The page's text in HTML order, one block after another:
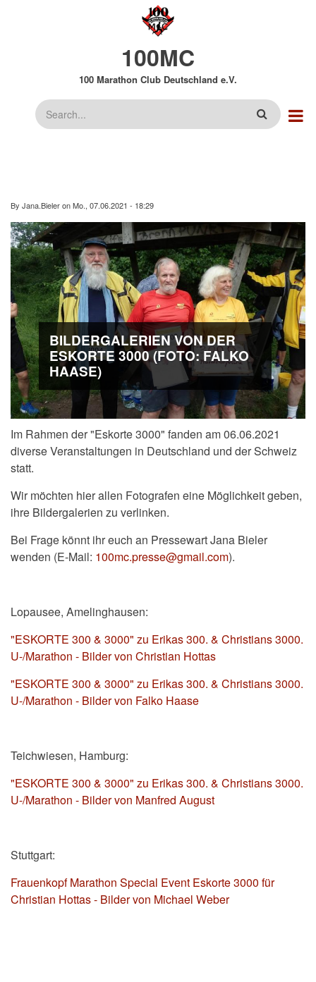
100MC
100 Marathon Club Deutschland e.V.
Suche
By Jana.BieleronMo., 07.06.2021 - 18:29
BILDERGALERIEN VON DER
ESKORTE 3000 (FOTO: FALKO
HAASE)
Im Rahmen der "Eskorte 3000" fanden am 06.06.2021
diverse Veranstaltungen in Deutschland und der Schweiz
statt.
Wir möchten hier allen Fotografen eine Möglichkeit geben,
ihre Bildergalerien zu verlinken.
Bei Frage könnt ihr euch an Pressewart Jana Bieler
wenden (E-Mail: 100mc.presse@gmail.com).
Lopausee, Amelinghausen:
"ESKORTE 300 & 3000" zu Erikas 300. & Christians 3000.
U-/Marathon - Bilder von Christian Hottas
"ESKORTE 300 & 3000" zu Erikas 300. & Christians 3000.
U-/Marathon - Bilder von Falko Haase
Teichwiesen, Hamburg:
"ESKORTE 300 & 3000" zu Erikas 300. & Christians 3000.
U-/Marathon - Bilder von Manfred August
Stuttgart:
Frauenkopf Marathon Special Event Eskorte 3000 für
Christian Hottas - Bilder von Michael Weber